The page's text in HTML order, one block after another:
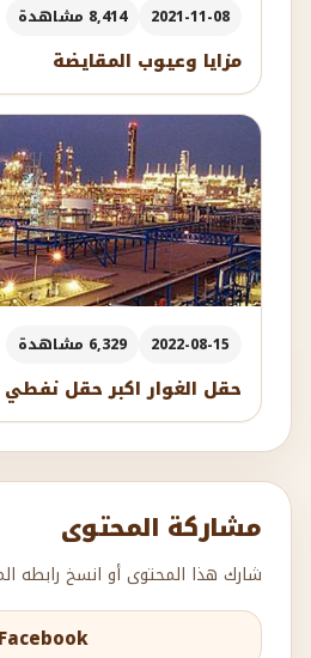
2021-11-08 8,414 مشاهدة
مزايا وعيوب المقايضة
2022-08-15 6,329 مشاهدة
حقل الغوار اكبر حقل نفطي
مشاركة المحتوى
شارك هذا المحتوى أو انسخ رابطه
Facebook